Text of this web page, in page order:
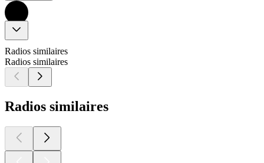
Radios similaires
Radios similaires
Radios similaires